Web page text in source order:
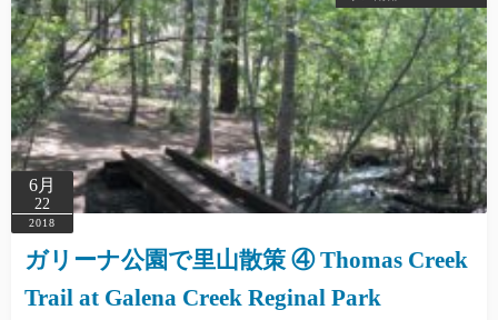
6月
22
2018
ガリーナ公園で里山散策 ④ Thomas Creek
Trail at Galena Creek Reginal Park